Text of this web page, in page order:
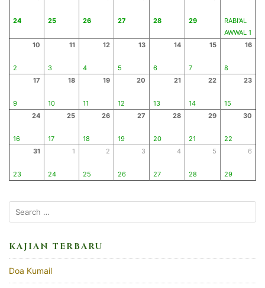
24 25 26 27 28 29
RABI'AL
AWWAL 1
10
2
11
3
12
4
13
5
14
6
15
7
16
8
17
9
18
10
19
11
20
12
21
13
22
14
23
15
24
16
25
17
26
18
27
19
28
20
29
21
30
22
31
23
1
24
2
25
3
26
4
27
5
28
6
29
KAJIAN TERBARU
Doa Kumail